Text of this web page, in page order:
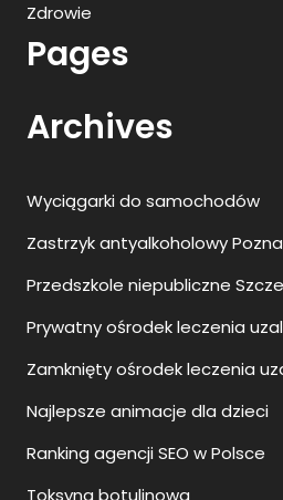
Zdrowie
Pages
Archives
Wyciągarki do samochodów
Zastrzyk antyalkoholowy
Przedszkole niepubliczne
Prywatny ośrodek leczenia
Zamknięty ośrodek leczenia
Najlepsze animacje dla dzieci
Ranking agencji SEO w Polsce
Toksyna botulinowa